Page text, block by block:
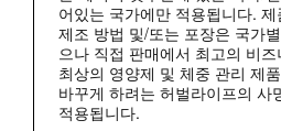
어있는 국가에만 적용됩니다.
제조 방법 및/또는 포장은 국가
으나 직접 판매에서 최고의 비
최상의 영양제 및 체중 관리 제
바꾸게 하려는 허벌라이프의 사
적용됩니다.
매일 조금씩 젊어지는 시니어 저속노화 건
저속노화 루틴 | 시니어 편
허벌라이프 피트니스